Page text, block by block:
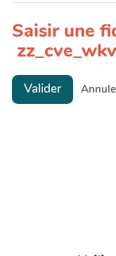
Saisir une
Valider